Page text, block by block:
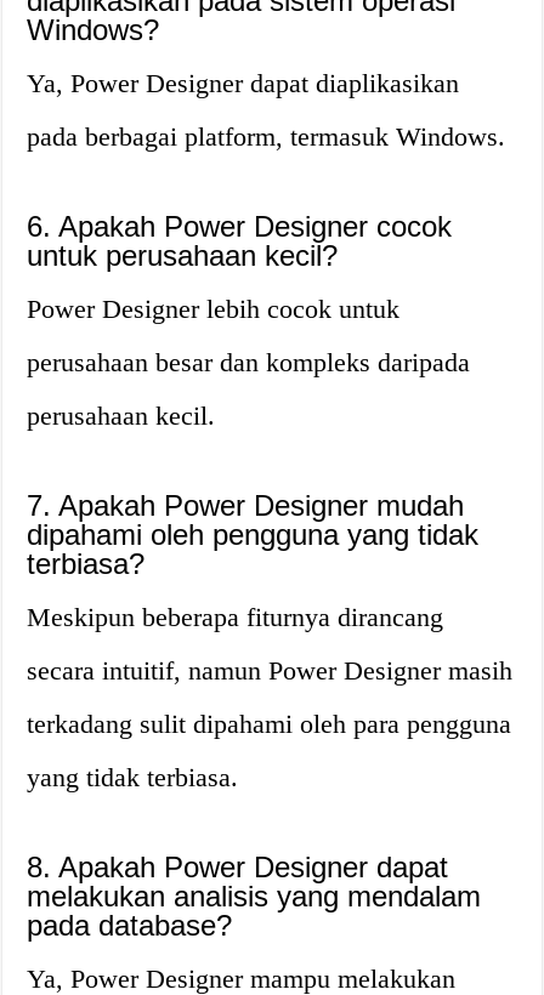
Windows?
Ya, Power Designer dapat diaplikasikan
pada berbagai platform, termasuk Windows.
6. Apakah Power Designer cocok
untuk perusahaan kecil?
Power Designer lebih cocok untuk
perusahaan besar dan kompleks daripada
perusahaan kecil.
7. Apakah Power Designer mudah
dipahami oleh pengguna yang tidak
terbiasa?
Meskipun beberapa fiturnya dirancang
secara intuitif, namun Power Designer masih
terkadang sulit dipahami oleh para pengguna
yang tidak terbiasa.
8. Apakah Power Designer dapat
melakukan analisis yang mendalam
pada database?
Ya, Power Designer mampu melakukan